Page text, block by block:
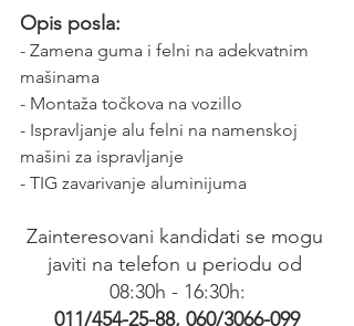
Opis posla:
- Zamena guma i felni na adekvatnim
mašinama
- Montaža točkova na vozillo
- Ispravljanje alu felni na namenskoj
mašini za ispravljanje
- TIG zavarivanje aluminijuma
Zainteresovani kandidati se mogu
javiti na telefon u periodu od
08:30h - 16:30h:
011/454-25-88, 060/3066-099